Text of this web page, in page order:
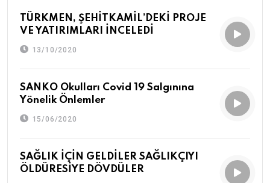
TÜRKMEN, ŞEHİTKAMİL’DEKİ PROJE
VE YATIRIMLARI İNCELEDİ
13/10/2020
SANKO Okulları Covid 19 Salgınına
Yönelik Önlemler
15/06/2020
SAĞLIK İÇİN GELDİLER SAĞLIKÇIYI
ÖLDÜRESİYE DÖVDÜLER